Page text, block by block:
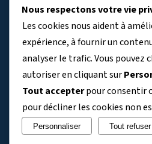
ÉTABLISSEMENTS PAR
Auvergne-Rhône-Alpes
La Réunion(734)Martinique
Nous respectons votre vie
Les cookies nous aident à
expérience, à fournir un
analyser le trafic. Vous pouvez
autoriser en cliquant sur
Tout accepterpour consentir
pour décliner les cookies non
Personnaliser Tout refuser